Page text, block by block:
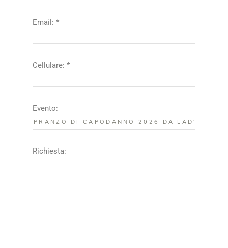
Email: *
Cellulare: *
Evento:
Richiesta: